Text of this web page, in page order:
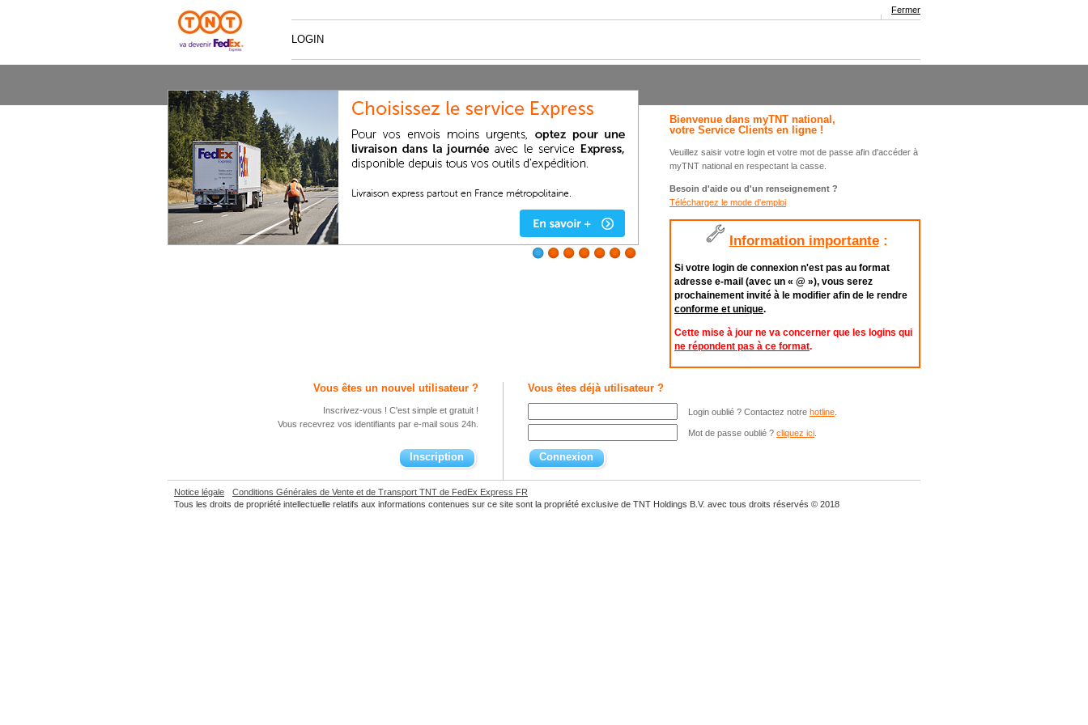
Fermer
LOGIN
Bienvenue dans myTNT national,
votre Service Clients en ligne !
Veuillez saisir votre login et votre mot de passe afin d'accéder à
myTNT national en respectant la casse.
Besoin d'aide ou d'un renseignement ?
Téléchargez le mode d'emploi
Information importante:
Si votre login de connexion n'est pas au format
adresse e-mail (avec un « @ »), vous serez
prochainement invité à le modifier afin de le rendre
conforme et unique.
Cette mise à jour ne va concerner que les logins qui
ne répondent pas à ce format.
Vous êtes un nouvel utilisateur ?
Inscrivez-vous ! C'est simple et gratuit !
Vous recevrez vos identifiants par e-mail sous 24h.
Inscription
Vous êtes déjà utilisateur ?
Login oublié ? Contactez notre hotline
Mot de passe oublié ? cliquez ici
Connexion
Notice légale
Conditions Générales de Vente et de Transport TNT de FedEx Express FR
Tous les droits de propriété intellectuelle relatifs aux informations contenues sur ce site sont la propriété exclusive de TNT Holdings B.V. avec tous droits réservés © 2018